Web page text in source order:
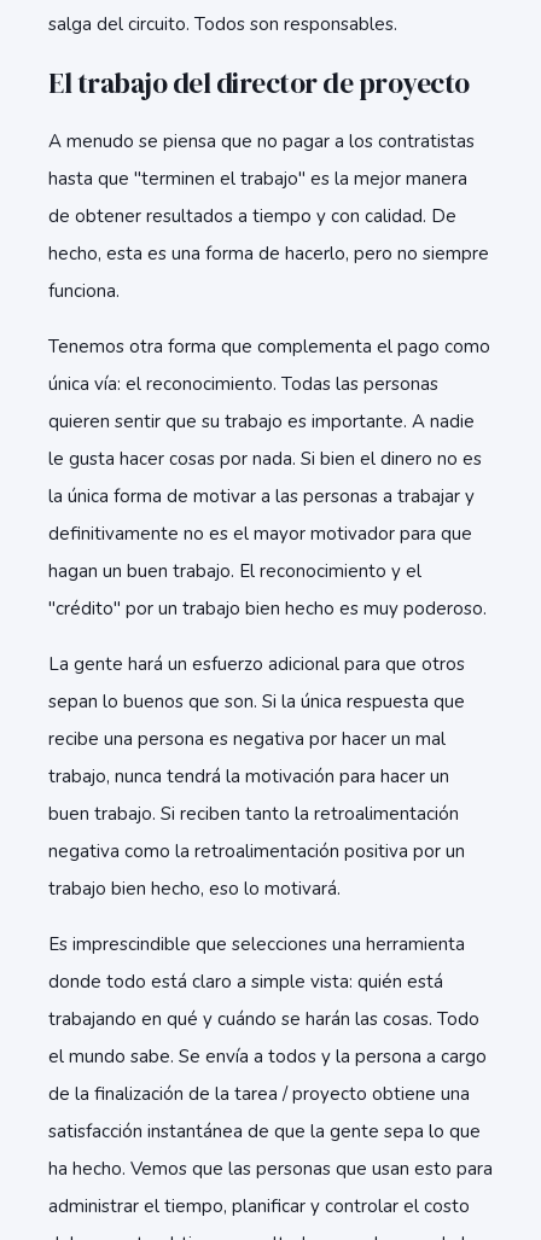
salga del circuito. Todos son responsables.
El trabajo del director de proyecto
A menudo se piensa que no pagar a los contratistas
hasta que "terminen el trabajo" es la mejor manera
de obtener resultados a tiempo y con calidad. De
hecho, esta es una forma de hacerlo, pero no siempre
funciona.
Tenemos otra forma que complementa el pago como
única vía: el reconocimiento. Todas las personas
quieren sentir que su trabajo es importante. A nadie
le gusta hacer cosas por nada. Si bien el dinero no es
la única forma de motivar a las personas a trabajar y
definitivamente no es el mayor motivador para que
hagan un buen trabajo. El reconocimiento y el
"crédito" por un trabajo bien hecho es muy poderoso.
La gente hará un esfuerzo adicional para que otros
sepan lo buenos que son. Si la única respuesta que
recibe una persona es negativa por hacer un mal
trabajo, nunca tendrá la motivación para hacer un
buen trabajo. Si reciben tanto la retroalimentación
negativa como la retroalimentación positiva por un
trabajo bien hecho, eso lo motivará.
Es imprescindible que selecciones una herramienta
donde todo está claro a simple vista: quién está
trabajando en qué y cuándo se harán las cosas. Todo
el mundo sabe. Se envía a todos y la persona a cargo
de la finalización de la tarea / proyecto obtiene una
satisfacción instantánea de que la gente sepa lo que
ha hecho. Vemos que las personas que usan esto para
administrar el tiempo, planificar y controlar el costo